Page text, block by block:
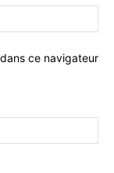
:
ce navigateur